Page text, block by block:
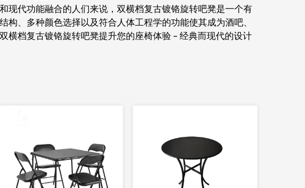
现代功能融合的人们来说，双横档复古镀铬旋转吧凳是一个有
构、多种颜色选择以及符合人体工程学的功能使其成为酒吧、
横档复古镀铬旋转吧凳提升您的座椅体验 - 经典而现代的设计